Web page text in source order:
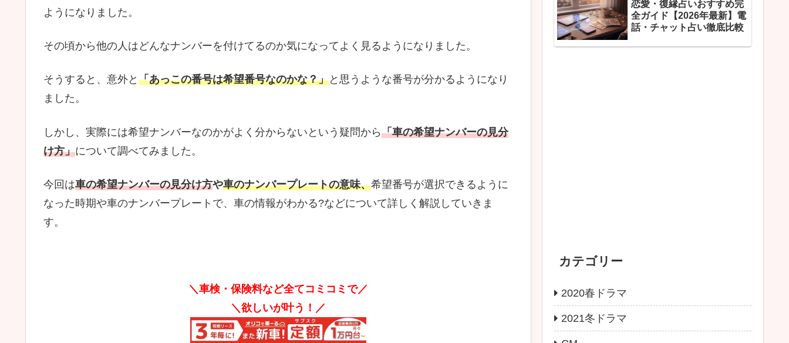
ようになりました。
その頃から他の人はどんなナンバーを付けてるのか気になってよく見るようになりました。
そうすると、意外と 「あっこの番号は希望番号なのかな？」と思うような番号が分かるようになり
ました。
しかし、実際には希望ナンバーなのかがよく分からないという疑問から「車の希望ナンバーの見分
け方」について調べてみました。
今回は車の希望ナンバーの見分け方や車のナンバープレートの意味、希望番号が選択できるように
なった時期や車のナンバープレートで、車の情報がわかる?などについて詳しく解説していきま
す。
＼車検・保険料など全てコミコミで／
＼欲しいが叶う！／
恋愛・復縁占いおすすめ完
全ガイド【2026年最新】電
話・チャット占い徹底比較
カテゴリー
2020春ドラマ
2021冬ドラマ